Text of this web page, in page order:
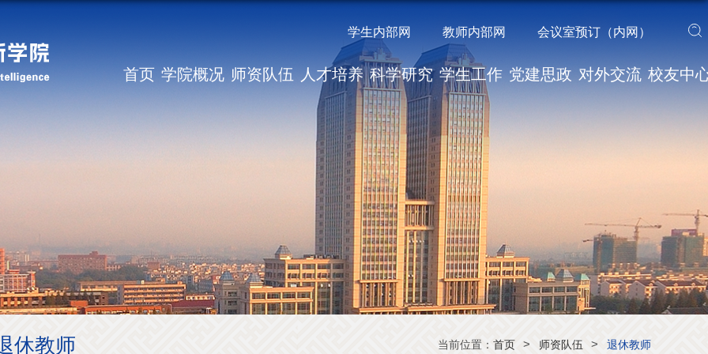
学生内部网 教师内部网 会议室预订（内网）
首页 学院概况 师资队伍 人才培养 科学研究 学生工作 党建思政 对外交流 校友中
当前位置： 首页 > 师资队伍 > 退休教师
休教师